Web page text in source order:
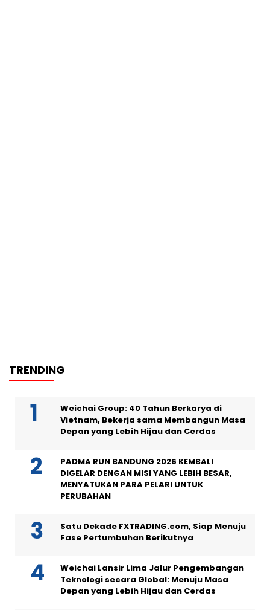
TRENDING
Weichai Group: 40 Tahun Berkarya di
Vietnam, Bekerja sama Membangun Masa
Depan yang Lebih Hijau dan Cerdas
PADMA RUN BANDUNG 2026 KEMBALI
DIGELAR DENGAN MISI YANG LEBIH BESAR,
MENYATUKAN PARA PELARI UNTUK
PERUBAHAN
Satu Dekade FXTRADING.com, Siap Menuju
Fase Pertumbuhan Berikutnya
Weichai Lansir Lima Jalur Pengembangan
Teknologi secara Global: Menuju Masa
Depan yang Lebih Hijau dan Cerdas